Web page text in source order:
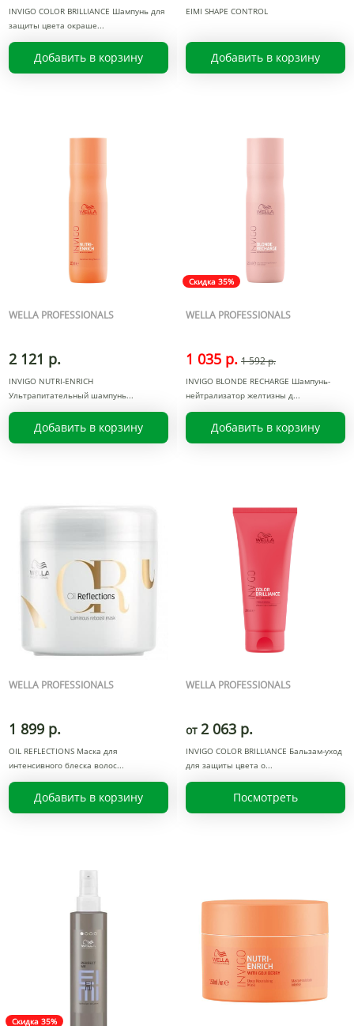
INVIGO COLOR BRILLIANCE Шампунь для
защиты цвета окраше
Добавить в корзину
EIMI SHAPE CONTROL
Добавить в корзину
WELLA PROFESSIONALS
2 121 р.
INVIGO NUTRI-ENRICH
Ультрапитательный шампунь
Добавить в корзину
Скидка 35%
WELLA PROFESSIONALS
1 035 р. 1 592 р.
INVIGO BLONDE RECHARGE Шампунь-
нейтрализатор желтизны д
Добавить в корзину
WELLA PROFESSIONALS
1 899 р.
OIL REFLECTIONS Маска для
интенсивного блеска волос
Добавить в корзину
WELLA PROFESSIONALS
от 2 063 р.
INVIGO COLOR BRILLIANCE Бальзам-уход
для защиты цвета о
Посмотреть
Скидка 35%